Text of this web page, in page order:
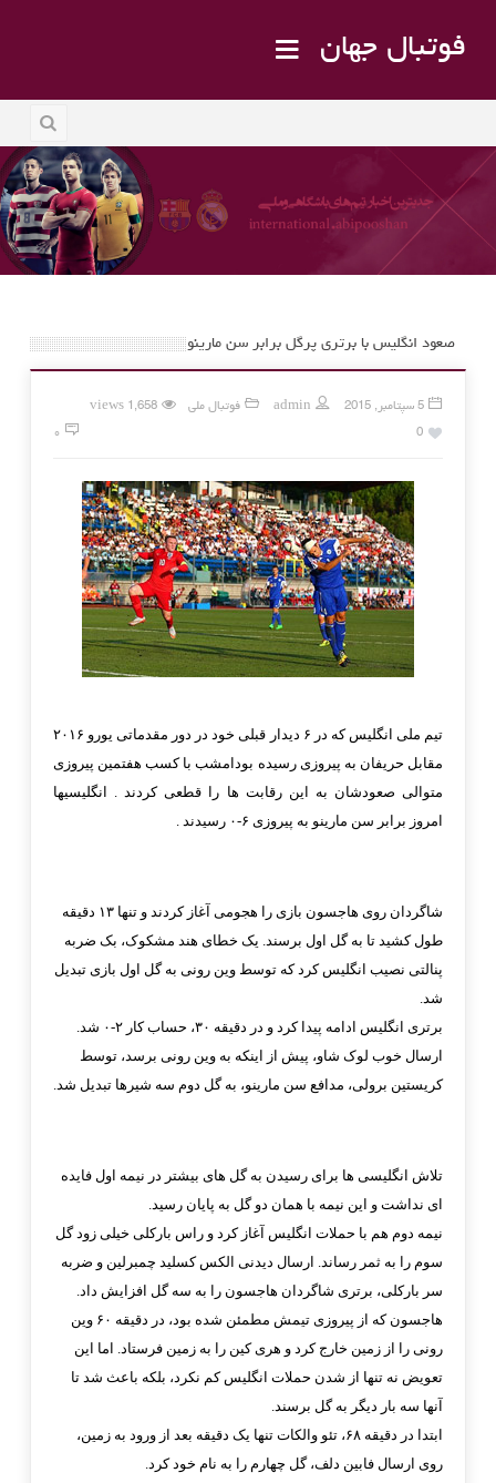
فوتبال جهان
صعود انگلیس با برتری پرگل برابر سن مارینو
5 سپتامبر, 2015 admin فوتبال ملی
1,658 views
0
۰
تیم ملی انگلیس که در ۶ دیدار قبلی خود
در دور مقدماتی یورو ۲۰۱۶
مقابل حریفان به پیروزی رسیده بودامشب با کسب هفتمین پیروزی
متوالی صعودشان به این رقابت ها را قطعی کردند . انگلیسیها
امروز برابر سن مارینو به پیروزی ۶-۰ رسیدند .
شاگردان روی هاجسون بازی را هجومی آغاز کردند و تنها ۱۳ دقیقه
طول کشید تا به گل اول برسند. یک خطای هند ‏مشکوک، بک ضربه
پنالتی نصیب انگلیس کرد که توسط وین رونی به گل اول بازی تبدیل
شد.‏
برتری انگلیس ادامه پیدا کرد و در دقیقه ۳۰، حساب کار ۲-۰ شد.
ارسال خوب لوک شاو، پیش از اینکه ‏به وین رونی برسد، توسط
کریستین برولی، مدافع سن مارینو، به گل دوم سه شیرها تبدیل شد.
تلاش انگلیسی ها برای رسیدن به گل های بیشتر در نیمه اول فایده
ای نداشت و این نیمه با همان دو گل به ‏پایان رسید.‏
نیمه دوم هم با حملات انگلیس آغاز کرد و راس بارکلی خیلی زود گل
سوم را به ثمر رساند. ارسال دیدنی ‏الکس کسلید چمبرلین و ضربه
سر بارکلی، برتری شاگردان هاجسون را به سه گل افزایش داد.‏
هاجسون که از پیروزی تیمش مطمئن شده بود، در دقیقه ۶۰ وین
رونی را از زمین خارج کرد و هری کین ‏را به زمین فرستاد. اما این
تعویض نه تنها از شدن حملات انگلیس کم نکرد، بلکه باعث شد تا
آنها سه بار ‏دیگر به گل برسند.‏
ابتدا در دقیقه ۶۸، تئو والکات تنها یک دقیقه بعد از ورود به زمین،
روی ارسال فابین دلف، گل چهارم را ‏به نام خود کرد.‏